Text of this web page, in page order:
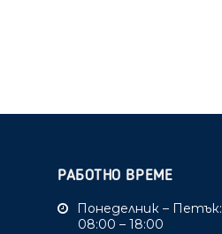
РАБОТНО ВРЕМЕ
Понеделник – Петък:
08:00 – 18:00